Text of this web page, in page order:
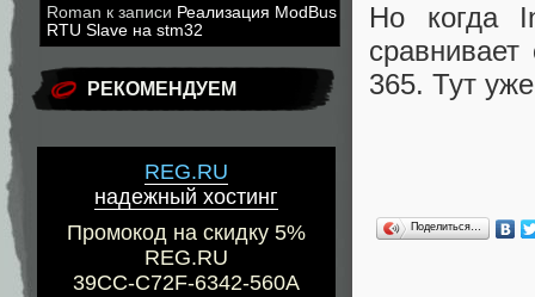
Roman к записи Реализация ModBus
RTU Slave на stm32
РЕКОМЕНДУЕМ
REG.RU
надежный хостинг
Промокод на скидку 5%
REG.RU
39CC-C72F-6342-560A
Но когда
365. Тут
Поделиться…